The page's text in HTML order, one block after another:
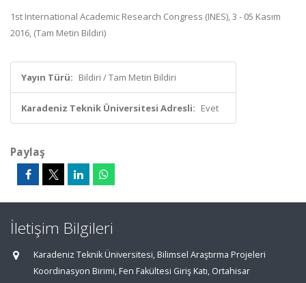
1st International Academic Research Congress (INES), 3 - 05 Kasım
2016, (Tam Metin Bildiri)
Yayın Türü: Bildiri / Tam Metin Bildiri
Karadeniz Teknik Üniversitesi Adresli: Evet
Paylaş
İletişim Bilgileri
Karadeniz Teknik Üniversitesi, Bilimsel Araştırma Projeleri
Koordinasyon Birimi, Fen Fakültesi Giriş Katı, Ortahisar